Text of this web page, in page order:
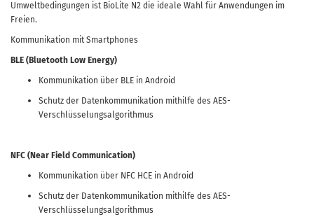
Umweltbedingungen ist BioLite N2 die ideale Wahl für Anwendungen im
Freien.
Kommunikation mit Smartphones
BLE (Bluetooth Low Energy)
Kommunikation über BLE in Android
Schutz der Datenkommunikation mithilfe des AES-
Verschlüsselungsalgorithmus
NFC (Near Field Communication)
Kommunikation über NFC HCE in Android
Schutz der Datenkommunikation mithilfe des AES-
Verschlüsselungsalgorithmus